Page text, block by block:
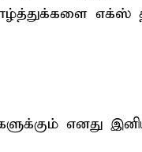
எக்ஸ்
எனது